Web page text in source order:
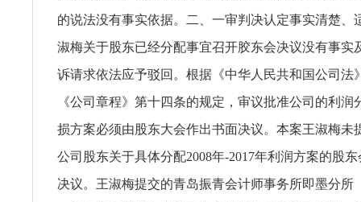
的说法没有事实依据。二、一审判决认定事实清楚、
淑梅关于股东已经分配事宜召开胶东会决议没有事实
诉请求依法应予驳回。根据《中华人民共和国公司法
《公司章程》第十四条的规定，审议批准公司的利润
损方案必须由股东大会作出书面决议。本案王淑梅未
公司股东关于具体分配2008年-2017年利润方案的股
决议。王淑梅提交的青岛振青会计师事务所即墨分所